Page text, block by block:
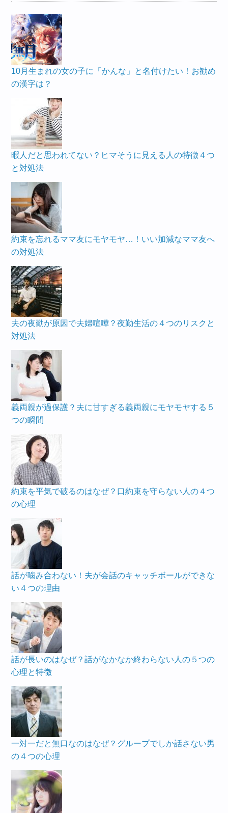
10月生まれの女の子に「かんな」と名付けたい！お勧め
の漢字は？
暇人だと思われてない？ヒマそうに見える人の特徴４つ
と対処法
約束を忘れるママ友にモヤモヤ…！いい加減なママ友へ
の対処法
夫の夜勤が原因で夫婦喧嘩？夜勤生活の４つのリスクと
対処法
義両親が過保護？夫に甘すぎる義両親にモヤモヤする５
つの瞬間
約束を平気で破るのはなぜ？口約束を守らない人の４つ
の心理
話が噛み合わない！夫が会話のキャッチボールができな
い４つの理由
話が長いのはなぜ？話がなかなか終わらない人の５つの
心理と特徴
一対一だと無口なのはなぜ？グループでしか話さない男
の４つの心理